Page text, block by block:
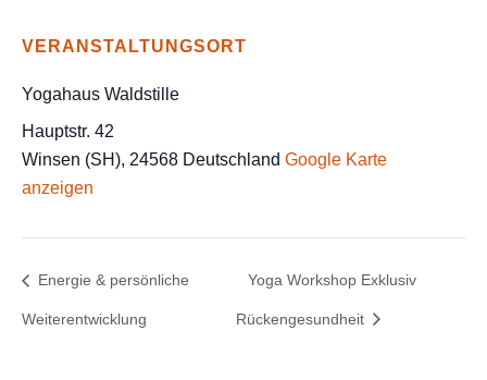
VERANSTALTUNGSORT
Yogahaus Waldstille
Hauptstr. 42
Winsen (SH), 24568 Deutschland Google Karte
anzeigen
Energie & persönliche
Weiterentwicklung
Yoga Workshop Exklusiv
Rückengesundheit